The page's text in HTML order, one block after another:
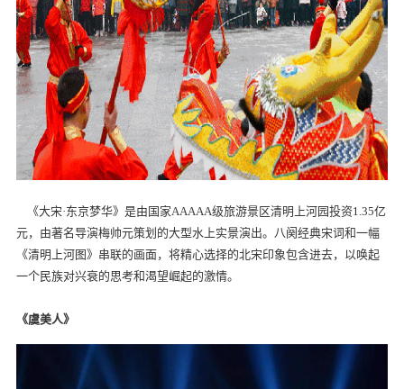
《大宋·东京梦华》是由国家AAAAA级旅游景区清明上河园投资1.35亿
元，由著名导演梅帅元策划的大型水上实景演出。八阕经典宋词和一幅
《清明上河图》串联的画面，将精心选择的北宋印象包含进去，以唤起
一个民族对兴衰的思考和渴望崛起的激情。
《虞美人》